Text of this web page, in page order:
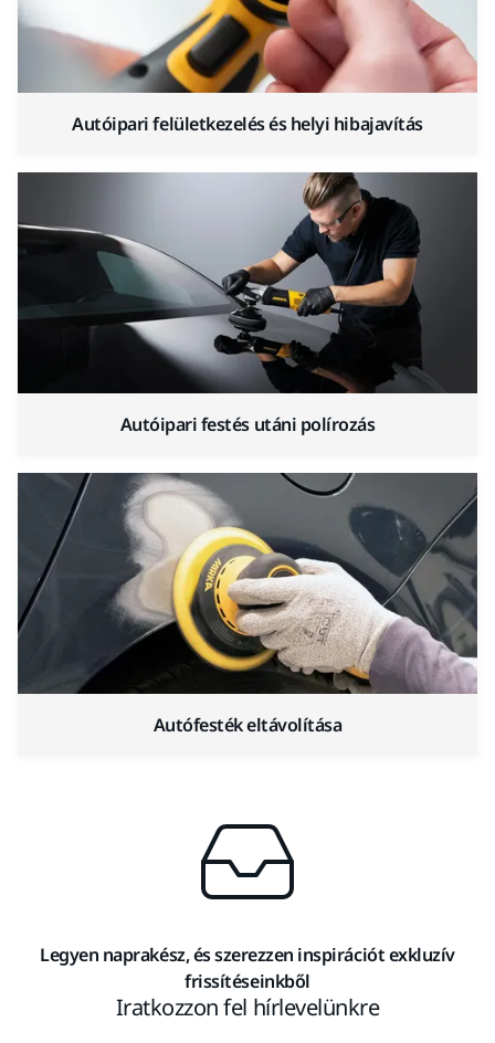
Autóipari felületkezelés és helyi hibajavítás
Autóipari festés utáni polírozás
Autófesték eltávolítása
Legyen naprakész, és szerezzen inspirációt exkluzív
frissítéseinkből
Iratkozzon fel hírlevelünkre